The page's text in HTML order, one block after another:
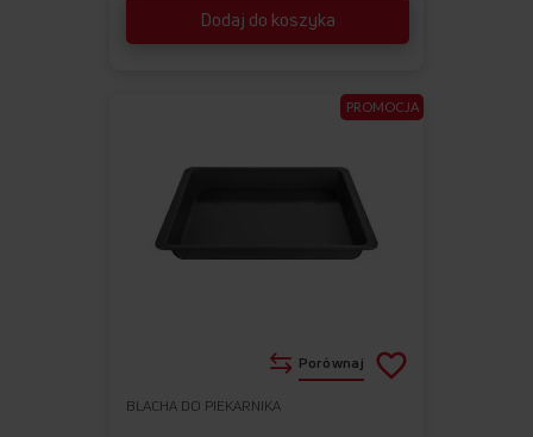
Dodaj do koszyka
BLACHA DO PIEKARNIKA
Porównaj
PROMOCJA